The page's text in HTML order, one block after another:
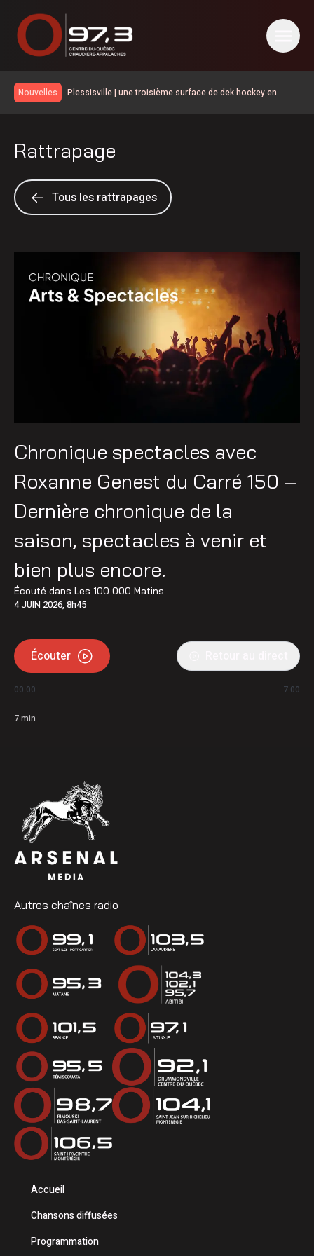
Nouvelles
Plessisville | une troisième surface de dek hockey en
Natural Forces Québec évalue le potentiel éolien dans la
MRC de l’Érable
dans Lanaudière
Une belle programmation pour Mont en fête
Les Éleveurs de porcs du Centre-du-Québec ont 60 ans
« Au-delà des 96 M$, c’est l’humain qui est important » :
Vincent Bourassa raconte les débuts de Matthew Bergeron
Le service d’accouchement suspendu cinq jours à l’Hôtel-
Dieu d’Arthabaska
Rattrapage
Tous les rattrapages
Chronique spectacles avec
Roxanne Genest du Carré 150 –
Dernière chronique de la
saison, spectacles à venir et
bien plus encore.
Écouté dans Les 100 000 Matins
4 JUIN 2026, 8h45
Écouter
00:00 7:00
7min
Autres chaînes radio
Accueil
Chansons diffusées
Programmation